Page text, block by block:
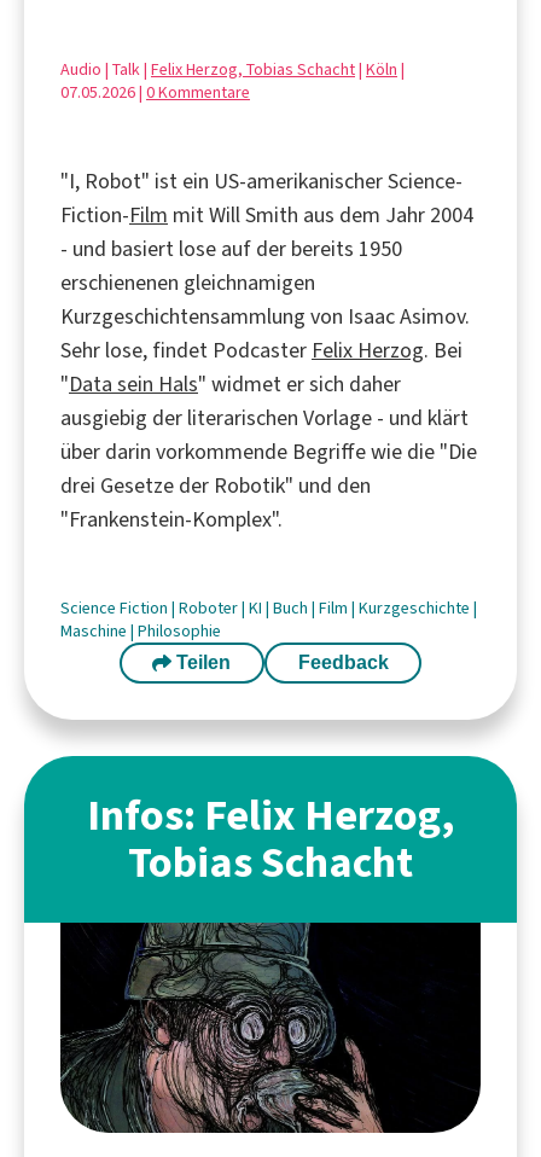
Audio | Talk | Felix Herzog, Tobias Schacht| Köln |
07.05.2026 | 0 Kommentare
"I, Robot" ist ein US-amerikanischer Science-
Fiction-Film mit Will Smith aus dem Jahr 2004
- und basiert lose auf der bereits 1950
erschienenen gleichnamigen
Kurzgeschichtensammlung von Isaac Asimov.
Sehr lose, findet Podcaster Felix Herzog. Bei
"Data sein Hals" widmet er sich daher
ausgiebig der literarischen Vorlage - und klärt
über darin vorkommende Begriffe wie die "Die
drei Gesetze der Robotik" und den
"Frankenstein-Komplex".
Science Fiction | Roboter| KI | Buch | Film | Kurzgeschichte |
Maschine | Philosophie
Teilen Feedback
Infos: Felix Herzog,
Tobias Schacht